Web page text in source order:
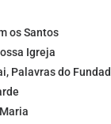
os Santos
Igreja
Palavras do